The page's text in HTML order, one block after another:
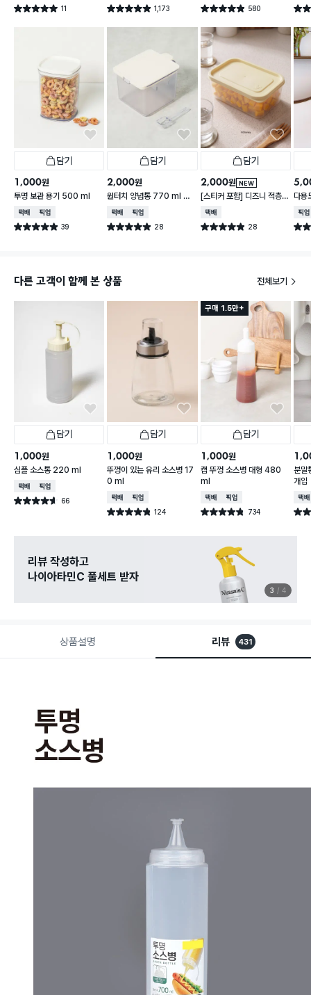
별점 5.0점 11
건 작성 별점 4.9점 1,173
건 작성 별점 4.9점 580
건 작성 별점
담기
1,000원
투명 보관 용기 500 ml
택배배송매장픽업
별점 4.9점 39
건 작성
담기
2,000원
원터치 양념통 770 ml 스
푼 포함
택배배송매장픽업
별점 4.9점 28
건 작성
담기
NEW
2,000원
[스티커 포함] 디즈니 적층
가능한 말랑핏 2 L 아이보리
택배배송
별점 4.9점 28
건 작성
다용
매장
별점
다른 고객이 함께 본 상품 전체보기
담기
1,000원
심플 소스통 220 ml
택배배송매장픽업
별점 4.6점 66
건 작성
담기
1,000원
뚜껑이 있는 유리 소스병 17
0 ml
택배배송매장픽업
별점 4.8점 124
건 작성
구매 1.5만+
담기
1,000원
캡 뚜껑 소스병 대형 480
ml
택배배송매장픽업
별점 4.8점 734
건 작성
분말
개입
택배
별점
다이소X카카오페이
8월 결제 혜택 이벤트
3 4
상품설명 리뷰 431